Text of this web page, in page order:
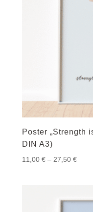
Poster „Strength
DIN A3)
11,00 € – 27,50 €